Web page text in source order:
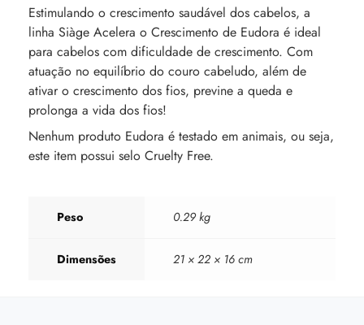
Estimulando o crescimento saudável dos cabelos, a
linha Siàge Acelera o Crescimento de Eudora é ideal
para cabelos com dificuldade de crescimento. Com
atuação no equilíbrio do couro cabeludo, além de
ativar o crescimento dos fios, previne a queda e
prolonga a vida dos fios!
Nenhum produto Eudora é testado em animais, ou seja,
este item possui selo Cruelty Free.
Peso 0.29 kg
Dimensões 21 × 22 × 16 cm